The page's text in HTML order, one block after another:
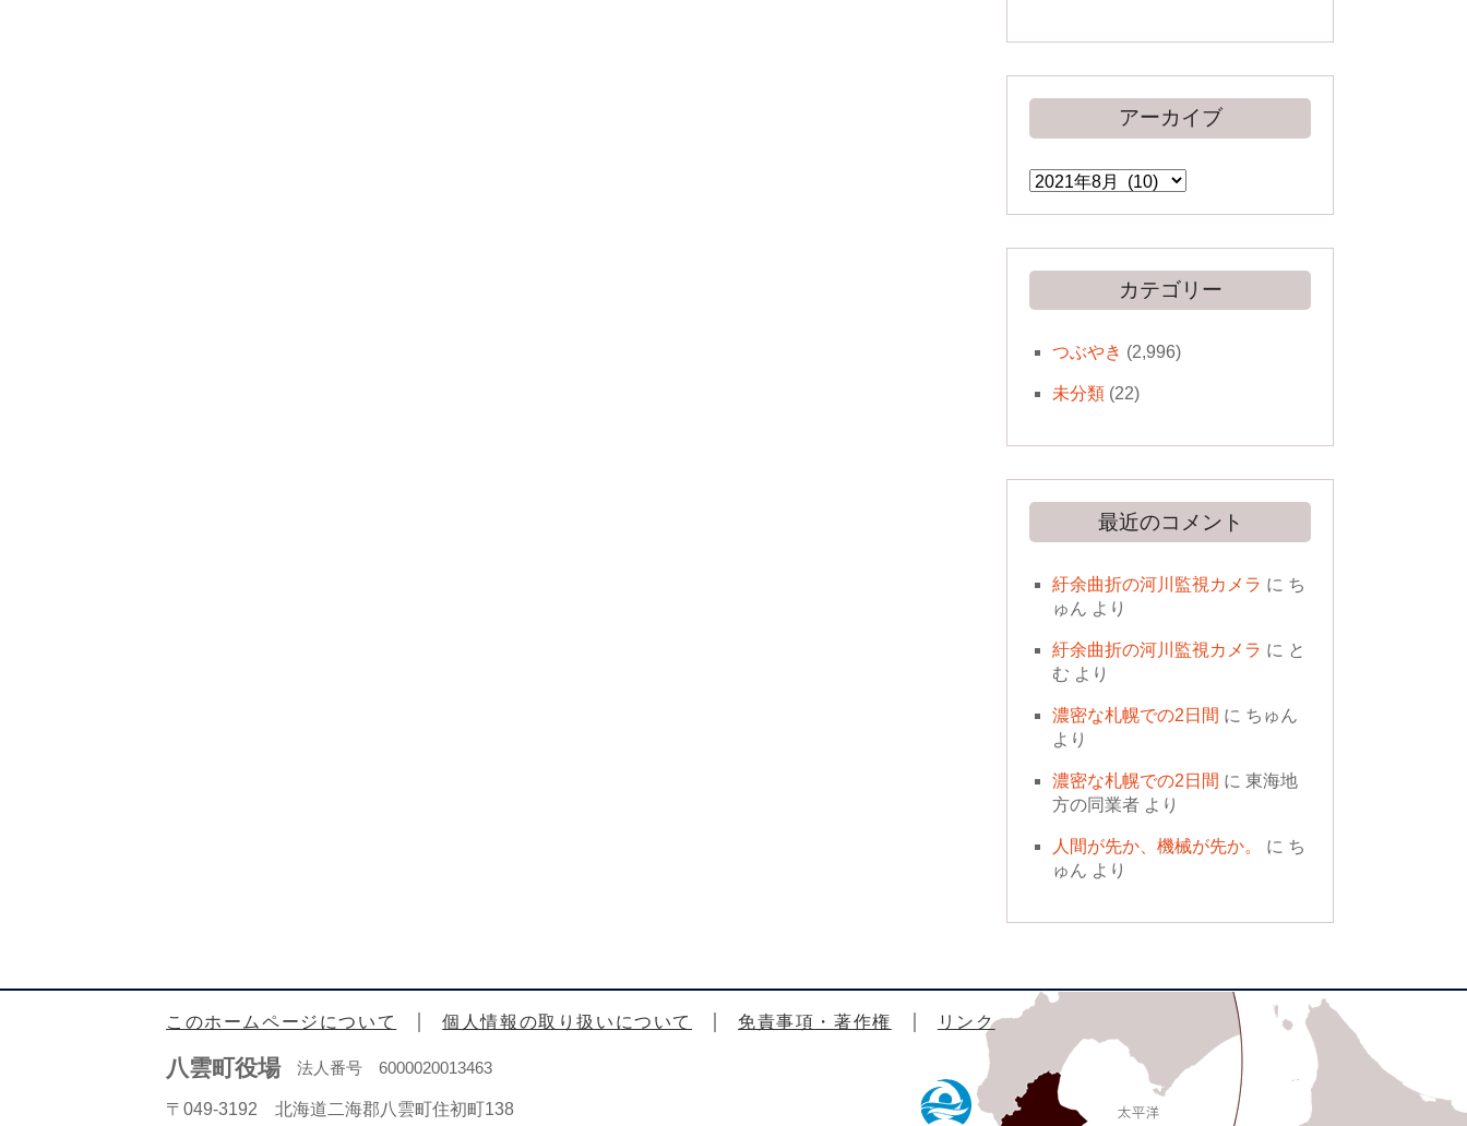
アーカイブ
ア
ー
カ
カテゴリー
つぶやき (2,996)
未分類(22)
最近のコメント
紆余曲折の河川監視カメラ に ち
ゅん より
紆余曲折の河川監視カメラ に と
む より
濃密な札幌での2日間 に ちゅん
より
濃密な札幌での2日間 に 東海地
方の同業者より
人間が先か、機械が先か。 に ち
ゅん より
このホームページについて 個人情報の取り扱いについて 免責事項・著作権 リンク
八雲町役場法人番号 6000020013463
〒049-3192 北海道二海郡八雲町住初町138